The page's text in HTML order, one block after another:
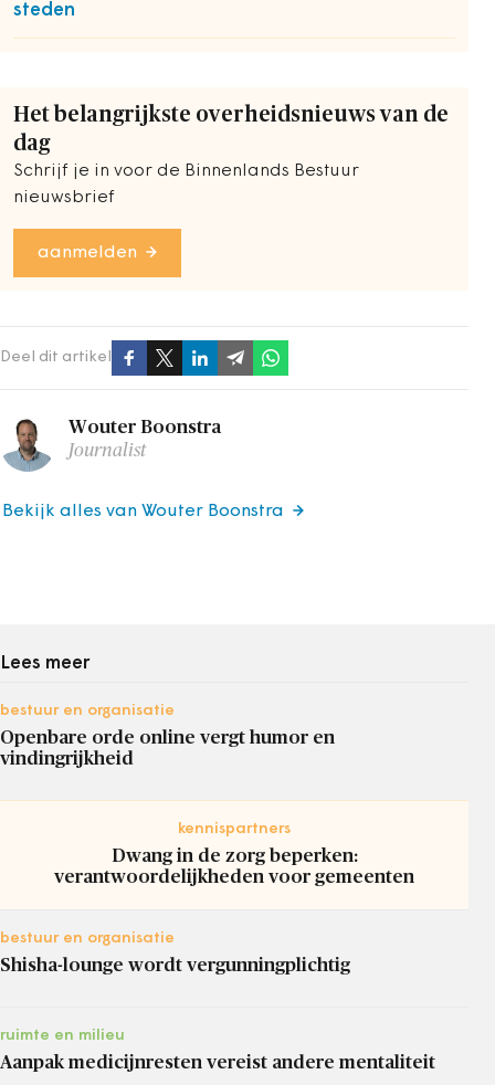
steden
Het belangrijkste overheidsnieuws van de
dag
Schrijf je in voor de Binnenlands Bestuur
nieuwsbrief
aanmelden
Deel dit artikel
Wouter Boonstra
Journalist
Bekijk alles van Wouter Boonstra
Lees meer
bestuur en organisatie
Openbare orde online vergt humor en
vindingrijkheid
kennispartners
Dwang in de zorg beperken:
verantwoordelijkheden voor gemeenten
bestuur en organisatie
Shisha-lounge wordt vergunningplichtig
ruimte en milieu
Aanpak medicijnresten vereist andere mentaliteit